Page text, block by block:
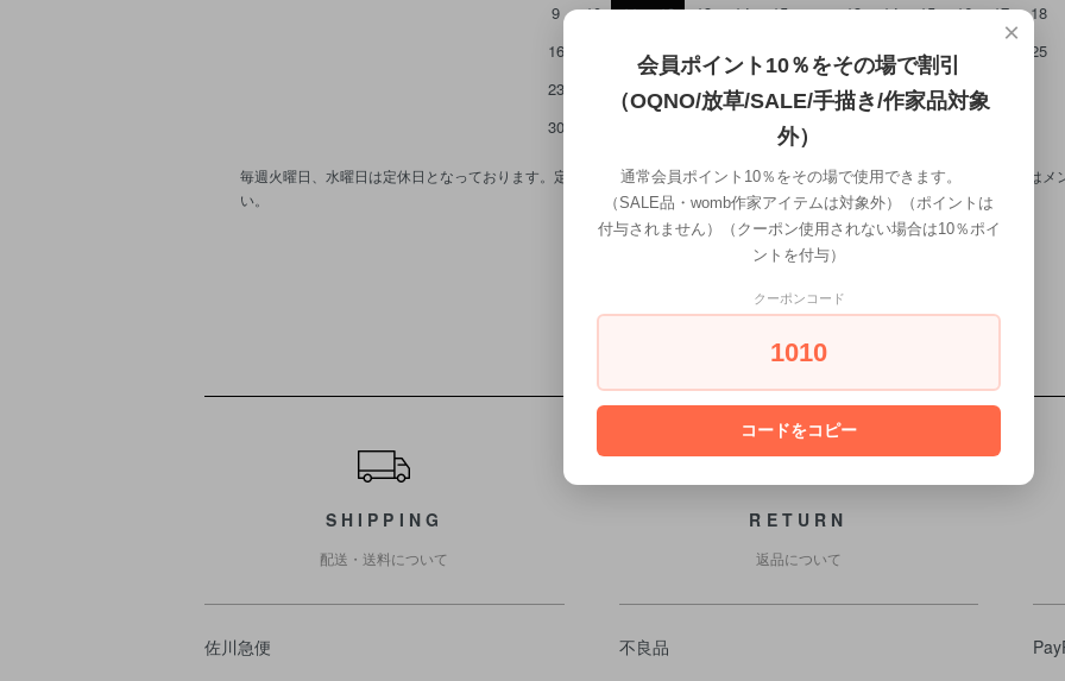
9
10 11 12 13 14
15
16
19 20
23
25 26 27 28
29
30
13
14 15 16 17
18
20
21 22 23
25
27
28 29 30
毎週火曜日、水曜日は定休日となっております。定休日のご注文は基本的には木曜日の発送とさせて頂きます。 7/27（月）は
い。
SHIPPING
配送・送料について
佐川急便
RETURN
返品について
不良品
×
会員ポイント10％をその場で割引
（OQNO/放草/SALE/手描き/作家品対象
外）
通常会員ポイント10％をその場で使用できます。
（SALE品・womb作家アイテムは対象外）（ポイントは
付与されません）（クーポン使用されない場合は10％ポイ
ントを付与）
クーポンコード
1010
コードをコピー